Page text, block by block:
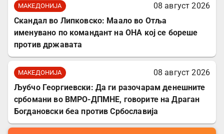
МАКЕДОНИЈА
08 август 2026
Скандал во Липковско: Маало во Отља
именувано по командант на ОНА кој се бореше
против државата
МАКЕДОНИЈА
08 август 2026
Љубчо Георгиевски: Да ги разочарам денешните
србомани во ВМРО-ДПМНЕ, говорите на Драган
Богдановски беа против Србославија